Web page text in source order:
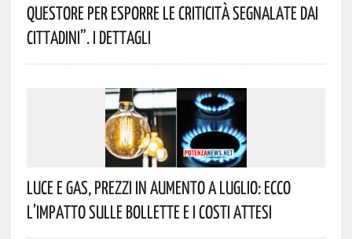
Questore Per Esporre Le Criticità Segnalate Dai
Cittadini”. I Dettagli
Luce E Gas, Prezzi In Aumento A Luglio: Ecco
L’impatto Sulle Bollette E I Costi Attesi